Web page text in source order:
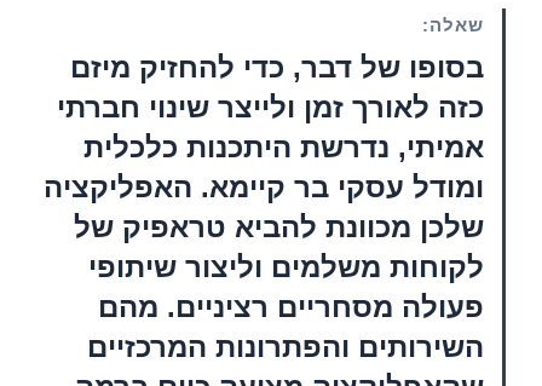
שאלה:
בסופו של דבר, כדי להחזיק מיזם
כזה לאורך זמן ולייצר שינוי חברתי
אמיתי, נדרשת היתכנות כלכלית
ומודל עסקי בר קיימא. האפליקציה
שלכן מכוונת להביא טראפיק של
לקוחות משלמים וליצור שיתופי
פעולה מסחריים רציניים. מהם
השירותים והפתרונות המרכזיים